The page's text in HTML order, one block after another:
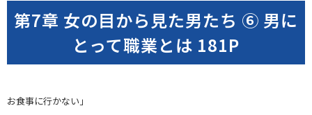
第7章 女の目から見た男たち ⑥ 男に
とって職業とは 181P
お食事に行かない」